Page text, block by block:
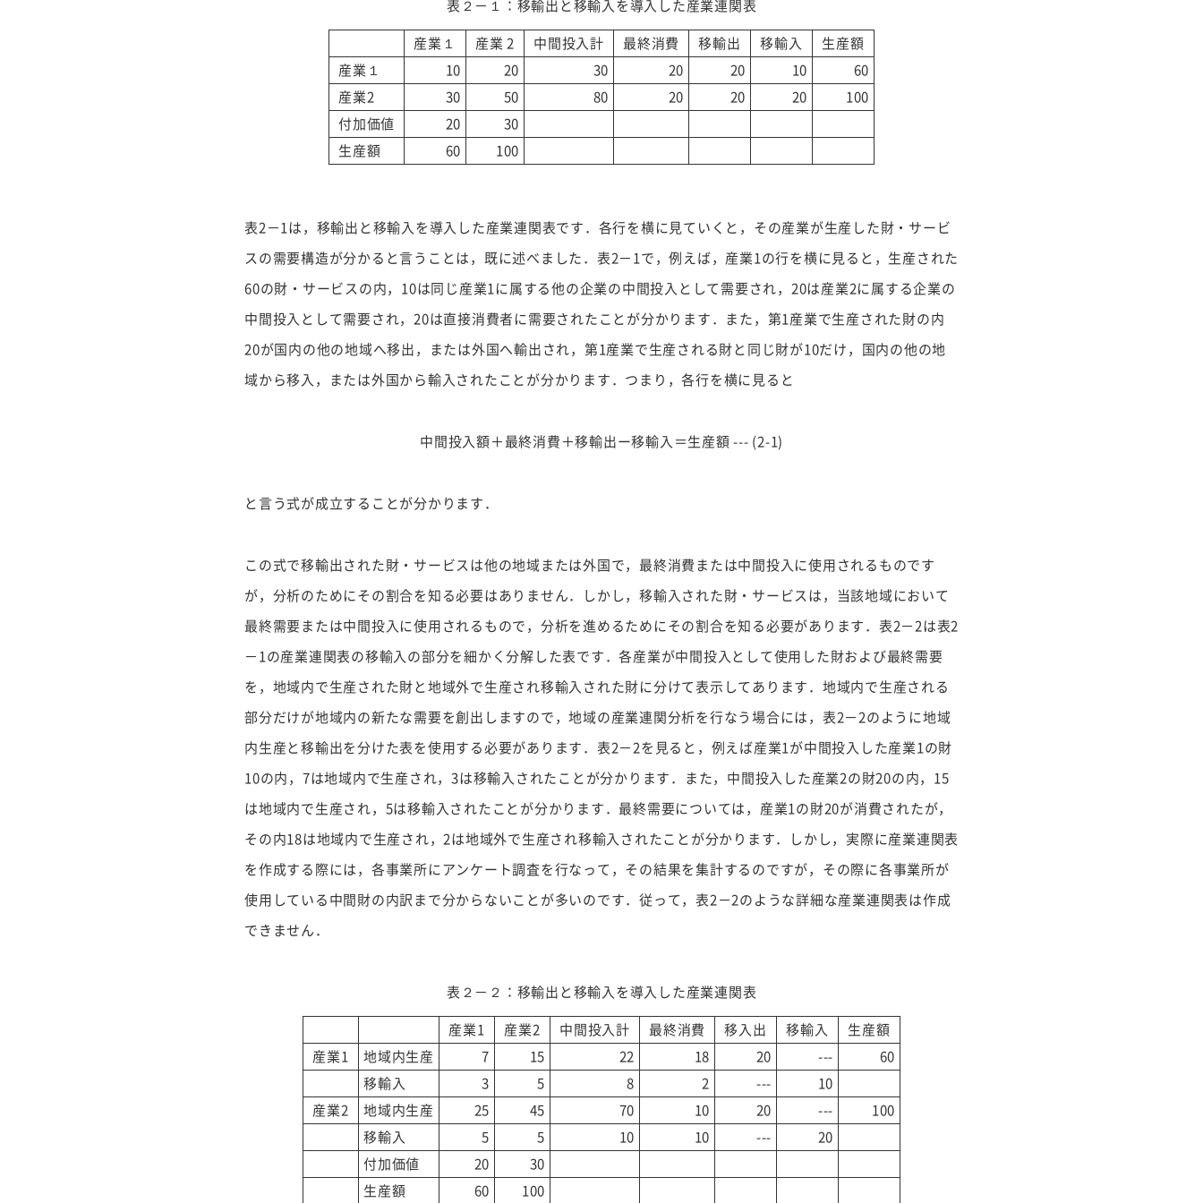
表２－１：移輸出と移輸入を導入した産業連関表
産業１
産業 2 中間投入計 最終消費 移輸出 移輸入
生産額
産業１
10 20 30 20 20 10
60
産業2
30 50 80 20 20 20
100
付加価値
20
30
生産額
60 100
表2－1は，移輸出と移輸入を導入した産業連関表です．各行を横に見ていくと，その産業が生産した財・サービ
スの需要構造が分かると言うことは，既に述べました．表2－1で，例えば，産業1の行を横に見ると，生産された
60の財・サービスの内，10は同じ産業1に属する他の企業の中間投入として需要され，20は産業2に属する企業の
中間投入として需要され，20は直接消費者に需要されたことが分かります．また，第1産業で生産された財の内
20が国内の他の地域へ移出，または外国へ輸出され，第1産業で生産される財と同じ財が10だけ，国内の他の地
域から移入，または外国から輸入されたことが分かります．つまり，各行を横に見ると
中間投入額＋最終消費＋移輸出ー移輸入＝生産額 --- (2-1)
と言う式が成立することが分かります．
この式で移輸出された財・サービスは他の地域または外国で，最終消費または中間投入に使用されるものです
が，分析のためにその割合を知る必要はありません．しかし，移輸入された財・サービスは，当該地域において
最終需要または中間投入に使用されるもので，分析を進めるためにその割合を知る必要があります．表2－2は表2
－1の産業連関表の移輸入の部分を細かく分解した表です．各産業が中間投入として使用した財および最終需要
を，地域内で生産された財と地域外で生産され移輸入された財に分けて表示してあります．地域内で生産される
部分だけが地域内の新たな需要を創出しますので，地域の産業連関分析を行なう場合には，表2－2のように地域
内生産と移輸出を分けた表を使用する必要があります．表2－2を見ると，例えば産業1が中間投入した産業1の財
10の内，7は地域内で生産され，3は移輸入されたことが分かります．また，中間投入した産業2の財20の内，15
は地域内で生産され，5は移輸入されたことが分かります．最終需要については，産業1の財20が消費されたが，
その内18は地域内で生産され，2は地域外で生産され移輸入されたことが分かります．しかし，実際に産業連関表
を作成する際には，各事業所にアンケート調査を行なって，その結果を集計するのですが，その際に各事業所が
使用している中間財の内訳まで分からないことが多いのです．従って，表2－2のような詳細な産業連関表は作成
できません．
表２－２：移輸出と移輸入を導入した産業連関表
産業1
産業2 中間投入計 最終消費 移入出 移輸入
生産額
産業1
地域内生産 7 15 22 18 20 ---
60
移輸入
3 5 8 2 ---
10
産業2
地域内生産 25 45 70 10 20 ---
100
移輸入
5 5 10 10 ---
20
付加価値
20
30
生産額
60 100